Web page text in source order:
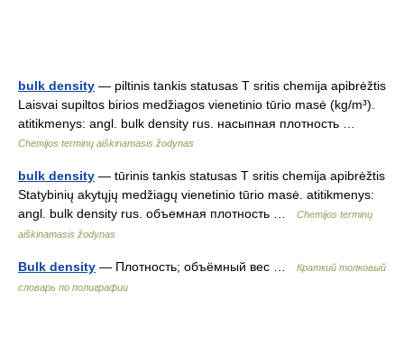
bulk density — piltinis tankis statusas T sritis chemija apibrėžtis
Laisvai supiltos birios medžiagos vienetinio tūrio masė (kg/m³).
atitikmenys: angl. bulk density rus. насыпная плотность …
Chemijos terminų aiškinamasis žodynas
bulk density — tūrinis tankis statusas T sritis chemija apibrėžtis
Statybinių akytųjų medžiagų vienetinio tūrio masė. atitikmenys:
angl. bulk density rus. объемная плотность …
Chemijos terminų
aiškinamasis žodynas
Bulk density — Плотность; объёмный вес …
Краткий толковый
словарь по полиграфии